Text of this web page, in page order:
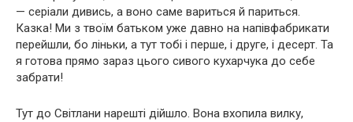
— серіали дивись, а воно саме вариться й париться.
Казка! Ми з твоїм батьком уже давно на напівфабрикати
перейшли, бо ліньки, а тут тобі і перше, і друге, і десерт. Та
я готова прямо зараз цього сивого кухарчука до себе
забрати!
Тут до Світлани нарешті дійшло. Вона вхопила вилку,